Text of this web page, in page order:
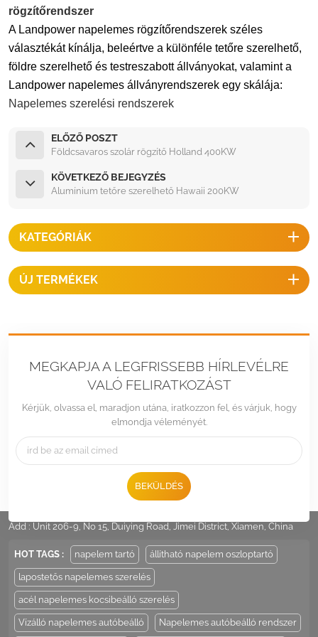
rögzítőrendszer
A Landpower napelemes rögzítőrendszerek széles
választékát kínálja, beleértve a különféle tetőre szerelhető,
földre szerelhető és testreszabott állványokat, valamint a
Landpower napelemes állványrendszerek egy skálája:
Napelemes szerelési rendszerek
ELŐZŐ POSZT
Földcsavaros szolár rögzítő Holland 400KW
KÖVETKEZŐ BEJEGYZÉS
Alumínium tetőre szerelhető Hawaii 200KW
KATEGÓRIÁK
ÚJ TERMÉKEK
MEGKAPJA A LEGFRISSEBB HÍRLEVÉLRE
VALÓ FELIRATKOZÁST
Kérjük, olvassa el, maradjon utána, iratkozzon fel, és várjuk, hogy
elmondja véleményét.
BEKÜLDÉS
Add : Unit 206-9, No 15, Duiying Road, Jimei District, Xiamen, China
HOT TAGS : napelem tartó állítható napelem oszloptartó
lapostetős napelemes szerelés
acél napelemes kocsibeálló szerelés
Vízálló napelemes autóbeálló Napelemes autóbeálló rendszer